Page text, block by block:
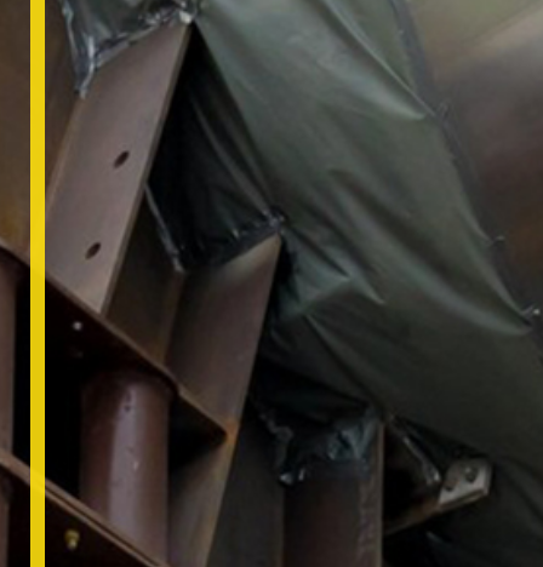
OVER ONS
MEDEWERKERS
CERTIFICERINGEN
VACATURES
VIDEO’S
CONTACT